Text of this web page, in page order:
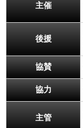
主催
後援
協賛
協力
主管